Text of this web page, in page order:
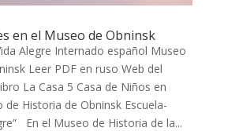
en el Museo de Obninsk
Alegre Internado español Museo
Leer PDF en ruso Web del
La Casa 5 Casa de Niños en
de Historia de Obninsk Escuela-
En el Museo de Historia de la...